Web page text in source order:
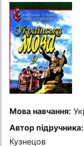
Мова навчання:
Автор підручника:
Кузнецов